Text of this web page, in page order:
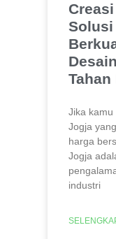
Solusi
Tahan
Jika
Jogja
harga
Jogja
industri